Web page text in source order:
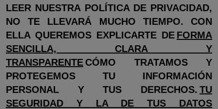
LEER NUESTRA POLÍTICA DE PRIVACIDAD,
NO TE LLEVARÁ MUCHO TIEMPO. CON
ELLA QUEREMOS EXPLICARTE DE FORMA
SENCILLA, CLARA Y
TRANSPARENTE CÓMO TRATAMOS Y
PROTEGEMOS TU INFORMACIÓN
PERSONAL Y TUS DERECHOS. TU
SEGURIDAD Y LA DE TUS DATOS